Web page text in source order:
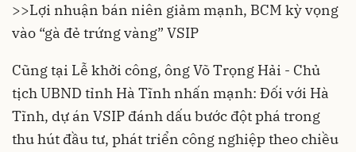
>>Lợi nhuận bán niên giảm mạnh, BCM kỳ vọng
vào “gà đẻ trứng vàng” VSIP
Cũng tại Lễ khởi công, ông Võ Trọng Hải - Chủ
tịch UBND tỉnh Hà Tĩnh nhấn mạnh: Đối với Hà
Tĩnh, dự án VSIP đánh dấu bước đột phá trong
thu hút đầu tư, phát triển công nghiệp theo chiều